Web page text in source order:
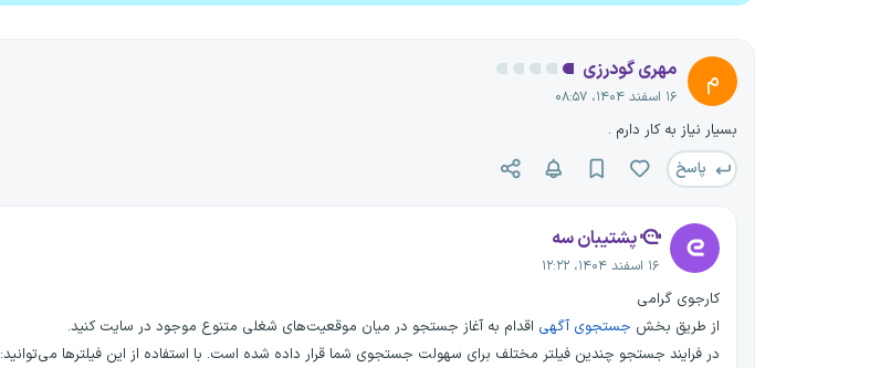
م مهری گودرزی
۱۶ اسفند ۱۴۰۴، ۰۸:۵۷
بسیار نیاز به کار دارم .
پاسخ
پشتیبان سه
۱۶ اسفند ۱۴۰۴، ۱۲:۲۲
کارجوی گرامی
از طریق بخش جستجوی آگهی اقدام به آغاز جستجو در میان موقعیت‌های شغلی متنوع موجود در سایت کنید.
در فرایند جستجو چندین فیلتر مختلف برای سهولت جستجوی شما قرار داده شده است. با استفاده از این فیلترها می‌توانید: